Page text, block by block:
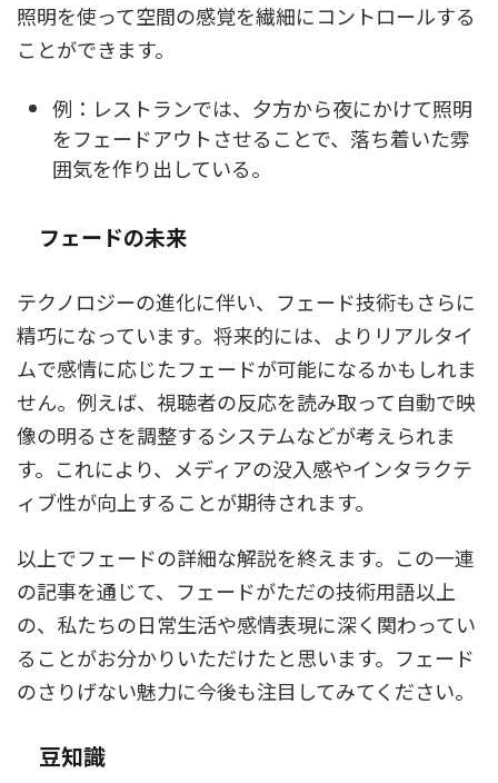
照明を使って空間の感覚を繊細にコントロールする
ことができます。
例：レストランでは、夕方から夜にかけて照明
をフェードアウトさせることで、落ち着いた雰
囲気を作り出している。
フェードの未来
テクノロジーの進化に伴い、フェード技術もさらに
精巧になっています。将来的には、よりリアルタイ
ムで感情に応じたフェードが可能になるかもしれま
せん。例えば、視聴者の反応を読み取って自動で映
像の明るさを調整するシステムなどが考えられま
す。これにより、メディアの没入感やインタラクテ
ィブ性が向上することが期待されます。
以上でフェードの詳細な解説を終えます。この一連
の記事を通じて、フェードがただの技術用語以上
の、私たちの日常生活や感情表現に深く関わってい
ることがお分かりいただけたと思います。フェード
のさりげない魅力に今後も注目してみてください。
豆知識